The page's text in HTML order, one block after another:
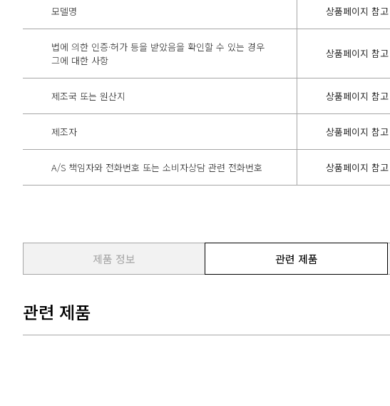
모델명 상품페이지 참고
법에 의한 인증·허가 등을 받았음을 확인할 수 있는 경우
그에 대한 사항
상품페이지 참고
제조국 또는 원산지 상품페이지 참고
제조자 상품페이지 참고
A/S 책임자와 전화번호 또는 소비자상담 관련 전화번호 상품페이지 참고
제품 정보 관련 제품
관련 제품